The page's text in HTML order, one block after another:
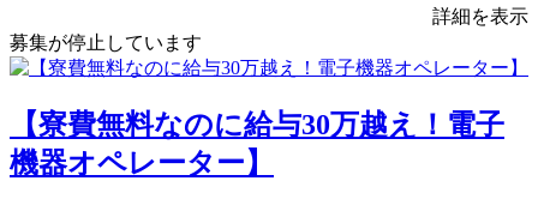
詳細を表示
募集が停止しています
【寮費無料なのに給与30万越え！電子
機器オペレーター】